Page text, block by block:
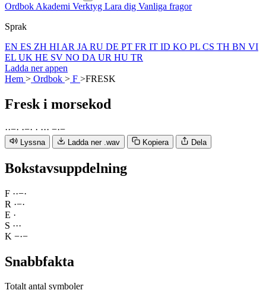
Ordbok Akademi Verktyg Lara dig Vanliga fragor
Sprak
EN ES ZH HI AR JA RU DE PT FR IT ID KO PL CS TH BN VI
EL UK HE SV NO DA UR HU TR
Ladda ner appen
Hem > Ordbok > F >FRESK
Fresk i morsekod
··−· ·−· · ··· −·−
Lyssna Ladda ner .wav Kopiera Dela
Bokstavsuppdelning
F ··−·
R ·−·
E ·
S ···
K −·−
Snabbfakta
Totalt antal symboler